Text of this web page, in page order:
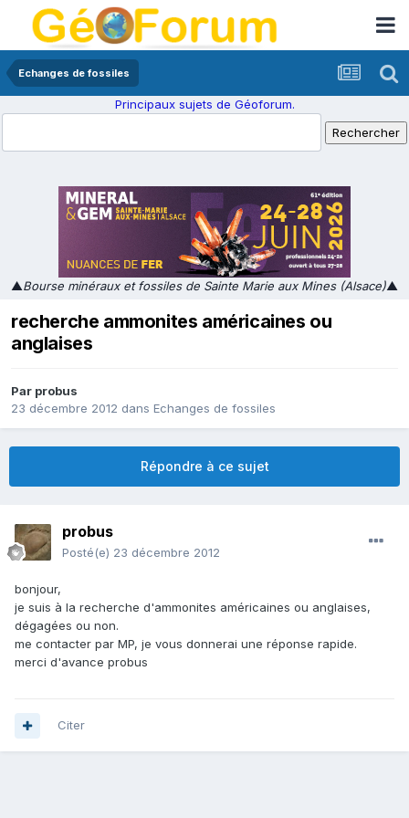
Echanges de fossiles
Principaux sujets de Géoforum.
▲Bourse minéraux et fossiles de Sainte Marie aux Mines (Alsace)▲
recherche ammonites américaines ou
anglaises
Par probus
23 décembre 2012 dans Echanges de fossiles
Répondre à ce sujet
probus
Posté(e) 23 décembre 2012
bonjour,
je suis à la recherche d'ammonites américaines ou anglaises,
dégagées ou non.
me contacter par MP, je vous donnerai une réponse rapide.
merci d'avance probus
Citer